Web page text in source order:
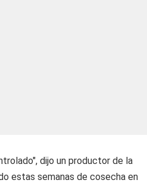
dijo un productor de la
estas semanas de cosecha en